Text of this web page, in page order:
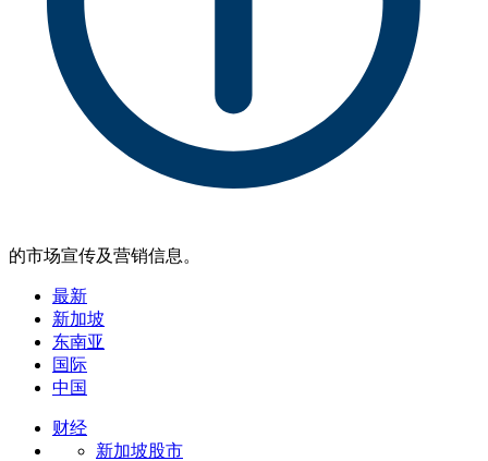
的市场宣传及营销信息。
最新
新加坡
东南亚
国际
中国
财经
新加坡股市